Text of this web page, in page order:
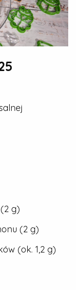
g)
(2 g)
(ok. 1,2 g)